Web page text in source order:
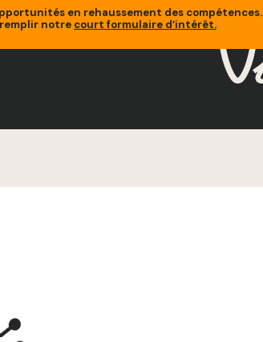
en rehaussement des compétences.
notre court formulaire d’intérêt.